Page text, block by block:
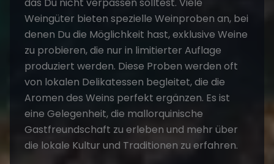
Weingüter bieten spezielle Weinproben an, bei
denen Du die Möglichkeit hast, exklusive Weine
zu probieren, die nur in limitierter Auflage
produziert werden. Diese Proben werden oft
von lokalen Delikatessen begleitet, die die
Aromen des Weins perfekt ergänzen. Es ist
eine Gelegenheit, die mallorquinische
Gastfreundschaft zu erleben und mehr über
die lokale Kultur und Traditionen zu erfahren.